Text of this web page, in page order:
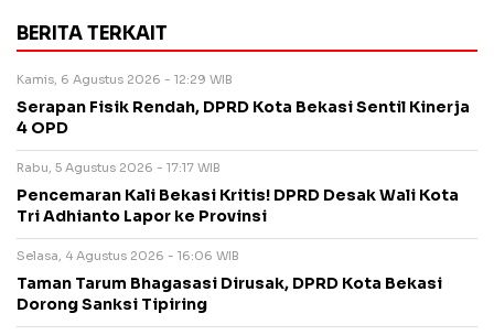
BERITA TERKAIT
Kamis, 6 Agustus 2026 - 12:29 WIB
Serapan Fisik Rendah, DPRD Kota Bekasi Sentil Kinerja
4 OPD
Rabu, 5 Agustus 2026 - 17:17 WIB
Pencemaran Kali Bekasi Kritis! DPRD Desak Wali Kota
Tri Adhianto Lapor ke Provinsi
Selasa, 4 Agustus 2026 - 16:06 WIB
Taman Tarum Bhagasasi Dirusak, DPRD Kota Bekasi
Dorong Sanksi Tipiring